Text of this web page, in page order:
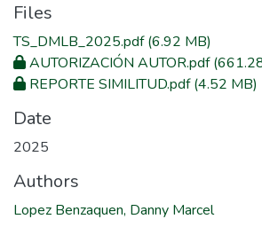
Files
TS_DMLB_2025.pdf(6.92 MB)
AUTORIZACIÓN AUTOR.pdf
REPORTE SIMILITUD.pdf(4.52 MB)
Date
2025
Authors
Lopez Benzaquen, Danny Marcel